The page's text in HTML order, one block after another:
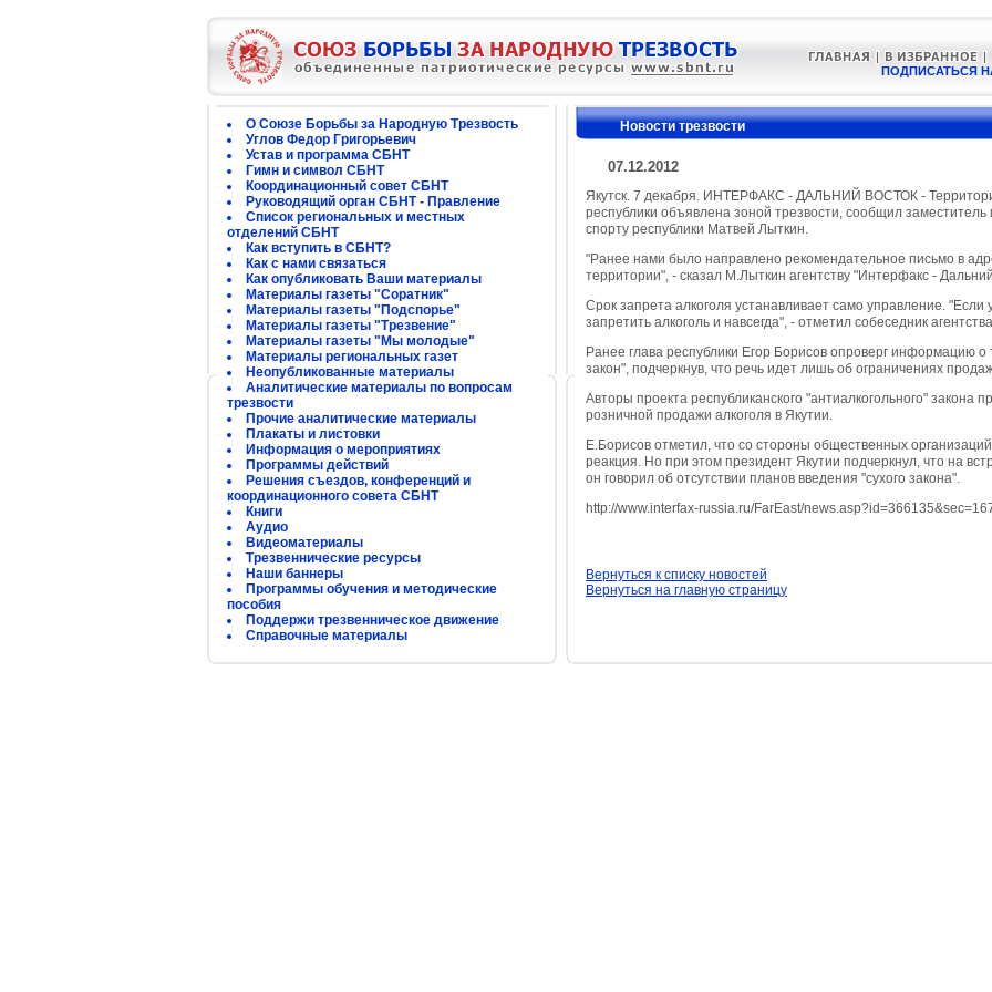
ПОДПИСАТЬСЯ
О Союзе Борьбы за Народную Трезвость
Углов Федор Григорьевич
Устав и программа СБНТ
Гимн и символ СБНТ
Координационный совет СБНТ
Руководящий орган СБНТ - Правление
Список региональных и местных
отделений СБНТ
Как вступить в СБНТ?
Как с нами связаться
Как опубликовать Ваши материалы
Материалы газеты "Соратник"
Материалы газеты "Подспорье"
Материалы газеты "Трезвение"
Материалы газеты "Мы молодые"
Материалы региональных газет
Неопубликованные материалы
Аналитические материалы по вопросам
трезвости
Прочие аналитические материалы
Плакаты и листовки
Информация о мероприятиях
Программы действий
Решения съездов, конференций и
координационного совета СБНТ
Книги
Аудио
Видеоматериалы
Трезвеннические ресурсы
Наши баннеры
Программы обучения и методические
пособия
Поддержи трезвенническое движение
Справочные материалы
Новости трезвости
07.12.2012
Якутск. 7 декабря. ИНТЕРФАКС - ДАЛЬНИЙ ВОСТОК -
республики объявлена зоной трезвости, сообщил
спорту республики Матвей Лыткин.
"Ранее нами было направлено рекомендательное письмо в
территории", - сказал М.Лыткин агентству "Интерфакс -
Срок запрета алкоголя устанавливает само управление. "Если
запретить алкоголь и навсегда", - отметил собеседник
Ранее глава республики Егор Борисов опроверг информацию о
закон", подчеркнув, что речь идет лишь об ограничениях
Авторы проекта республиканского "антиалкогольного" закона
розничной продажи алкоголя в Якутии.
Е.Борисов отметил, что со стороны общественных
реакция. Но при этом президент Якутии подчеркнул, что на
он говорил об отсутствии планов введения "сухого закона".
http://www.interfax-russia.ru/FarEast/
Вернуться к списку новостей
Вернуться на главную страницу